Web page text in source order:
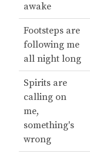
awake
Footsteps are
following me
all night long
Spirits are
calling on
me,
something's
wrong